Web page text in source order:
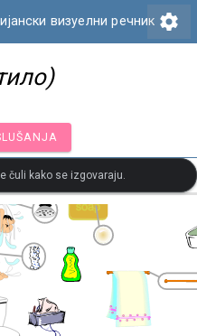
визуелни речник settings
SLUŠANJA
čuli kako se izgovaraju.